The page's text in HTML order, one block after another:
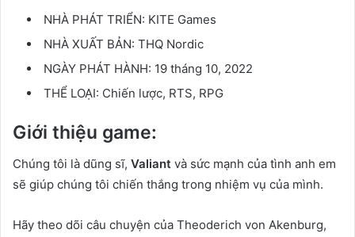
NHÀ PHÁT TRIỂN: KITE Games
NHÀ XUẤT BẢN: THQ Nordic
NGÀY PHÁT HÀNH: 19 tháng 10, 2022
THỂ LOẠI: Chiến lược, RTS, RPG
Giới thiệu game:
Chúng tôi là dũng sĩ, Valiant và sức mạnh của tình anh em
sẽ giúp chúng tôi chiến thắng trong nhiệm vụ của mình.
Hãy theo dõi câu chuyện của Theoderich von Akenburg,